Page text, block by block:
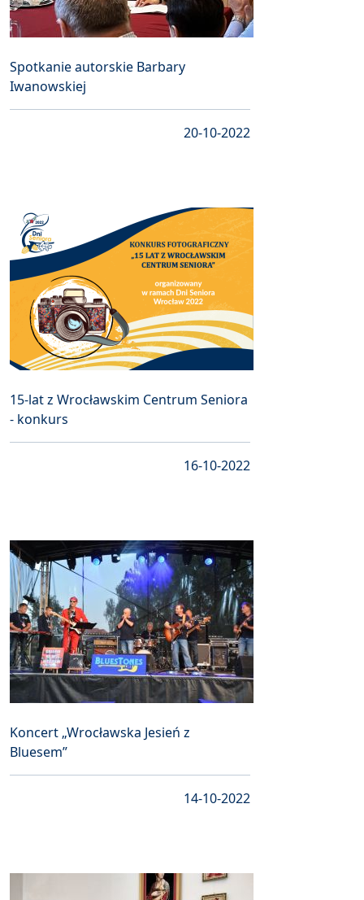
Spotkanie autorskie Barbary
Iwanowskiej
20-10-2022
15-lat z Wrocławskim Centrum Seniora
- konkurs
16-10-2022
Koncert „Wrocławska Jesień z
Bluesem”
14-10-2022